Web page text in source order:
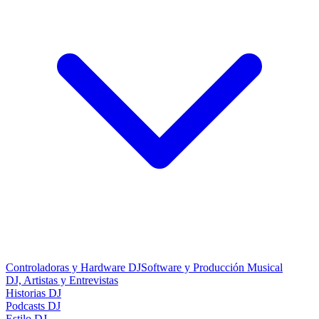
Controladoras y Hardware DJSoftware y Producción Musical
DJ, Artistas y Entrevistas
Historias DJ
Podcasts DJ